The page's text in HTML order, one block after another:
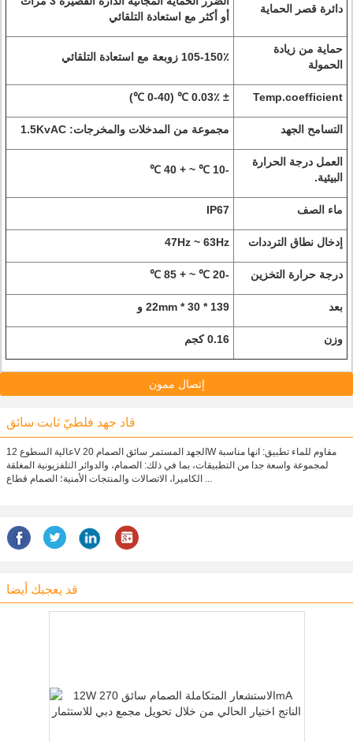
دائرة قصر الحماية
أو أكثر مع استعادة التلقائي
حماية من زيادة
الحمولة
105-150٪ زوبعة مع استعادة التلقائي
Temp.coefficient ± 0.03٪ ℃ (0-40 ℃)
التسامح الجهد مجموعة من المدخلات والمخرجات: 1.5KvAC
العمل درجة الحرارة
البيئية.
-10 ℃ ~ + 40 ℃
ماء الصف IP67
إدخال نطاق الترددات 47Hz ~ 63Hz
درجة حرارة التخزين -20 ℃ ~ + 85 ℃
بعد 139 * 30 * 22mm و
وزن 0.16 كجم
إتصال ممون
قاد جهد فلطيّ ثابت سائق
عالية السطوع 12V الجهد المستمر سائق الصمام 20W مقاوم للماء تطبيق: انها مناسبة
لمجموعة واسعة جدا من التطبيقات، بما في ذلك: الصمام، والدوائر التلفزيونية المغلقة
الكاميرا، الاتصالات والمنتجات الأمنية؛ الصمام قطاع ...
قد يعجبك أيضا